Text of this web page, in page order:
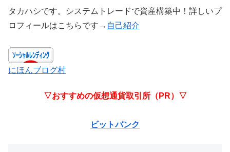
タカハシです。システムトレードで資産構築中！詳しいプ
ロフィールはこちらです→ 自己紹介
にほんブログ村
▽おすすめの仮想通貨取引所（PR）▽
ビットバンク